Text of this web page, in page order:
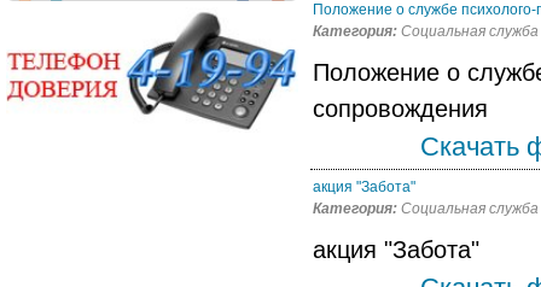
Положение о службе психолого-
Категория: Социальная служба
Положение о
сопровождения
Скачать
акция "Забота"
Категория: Социальная служба
акция "Забота"